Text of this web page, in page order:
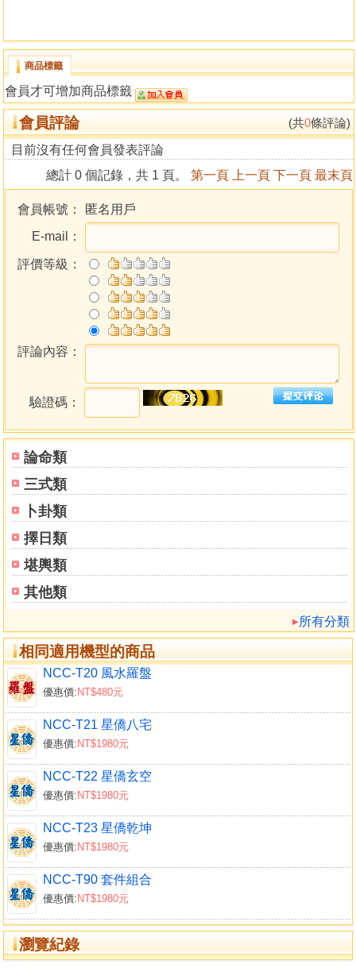
論命類
三式類
卜卦類
擇日類
堪輿類
其他類
所有分類
相同適用機型的商品
NCC-T20 風水羅盤
優惠價: NT$480元
NCC-T21 星僑八宅
優惠價: NT$1980元
NCC-T22 星僑玄空
優惠價: NT$1980元
NCC-T23 星僑乾坤
優惠價: NT$1980元
NCC-T90 套件組合
優惠價: NT$1980元
瀏覽紀錄
通書日課
日課內容
陽曆／農曆對照、民國年份、生肖、星期、年月日時紫白
玄空卦氣卦運。
登貴時、廿八宿、寶義、建除、納音、六十四卦。
精準節氣交接時間（以UCT+8為主）。
精準土王用事交接時間（以UCT+8為主）。
精準月相：朔月、上弦月、望月、下弦月時間（以UCT+8
(v1.0.1)
精準日食／月食（包含：偏食、環食、全食、月半影食）
密日、春社、秋社、大偷修日、幾元幾將、烏兔太陽／太
病、勿拆灶、勿修灶。
正沖干支及歲數、的呼干支及歲數、胎神占位及占方。
真太陽時間、日出、正午、日落（以UCT+8為主）。
時局吉凶
顯示十二時辰的干支。
顯示十二時辰的正沖干支。
顯示十二時辰的煞方。
顯示十二時辰的吉神、凶神。
以上資料會隨著每日而不同。
於上方可直接選取：通書日課、時局吉凶、今天日期、上一
選吉探日
提供用事搜尋功能，可指定搜尋的日期範圍（起點日期／終
選取要搜尋的用事，來進行搜尋。
搜尋完成的日期顯示：陽曆日期、農曆日期、日干支、星期
期日以紅字顯示）。
搜尋完成日期可點選後顯示「通書日課」及「時局吉凶」。
商品標籤
會員才可增加商品標籤
會員評論 (共0條評論)
目前沒有任何會員發表評論
總計 0 個記錄，共 1 頁。 第一頁 上一頁 下一頁 最末頁
會員帳號：
匿名用戶
E-mail：
評價等級：
評論內容：
驗證碼：